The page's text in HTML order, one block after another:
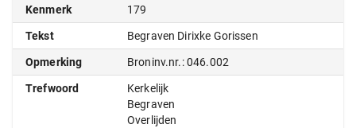
Kenmerk 179
Tekst Begraven Dirixke Gorissen
Opmerking Broninv.nr.: 046.002
Trefwoord
Kerkelijk
Begraven
Overlijden